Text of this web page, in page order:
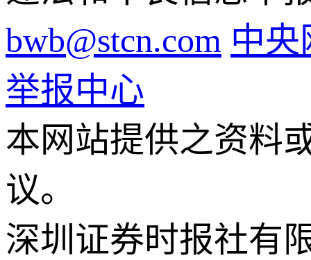
bwb@stcn.com 中
举报中心
本网站提供之资料
议。
深圳证券时报社有